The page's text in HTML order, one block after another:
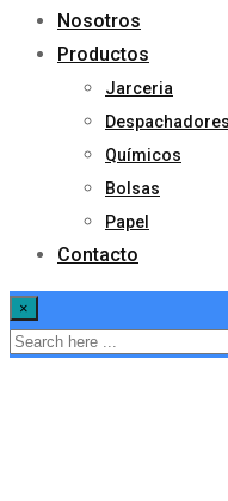
Nosotros
Productos
Jarceria
Despachadores
Químicos
Bolsas
Papel
Contacto
×